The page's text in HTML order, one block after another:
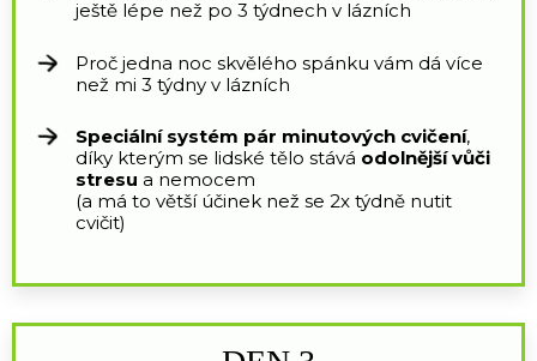
ještě lépe než po 3 týdnech v lázních
Proč jedna noc skvělého spánku vám dá více
než mi 3 týdny v lázních
Speciální systém pár minutových cvičení,
díky kterým se lidské tělo stává odolnější vůči
stresu a nemocem
(a má to větší účinek než se 2x týdně nutit
cvičit)